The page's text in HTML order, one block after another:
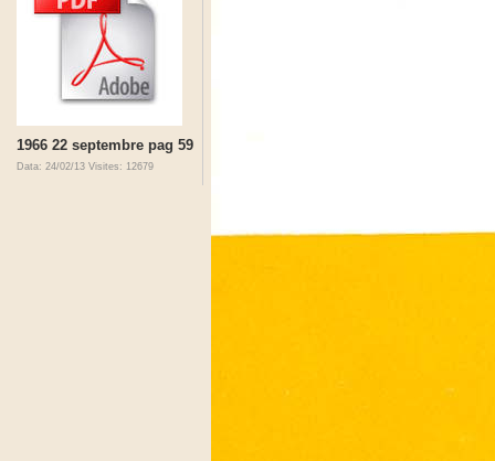
1966 22 septembre pag 59
Data: 24/02/13 Visites: 12679